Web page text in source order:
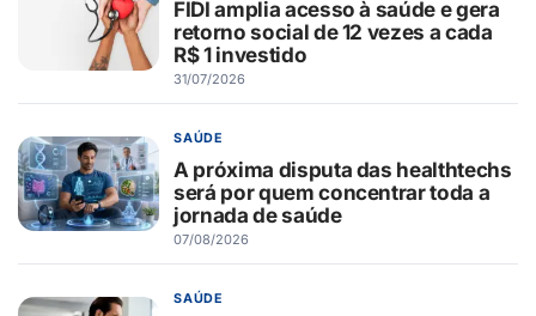
FIDI amplia acesso à saúde e gera
retorno social de 12 vezes a cada
R$ 1 investido
31/07/2026
SAÚDE
A próxima disputa das healthtechs
será por quem concentrar toda a
jornada de saúde
07/08/2026
SAÚDE